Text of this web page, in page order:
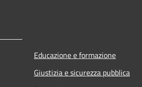
Educazione e formazione
Giustizia e sicurezza pubblica